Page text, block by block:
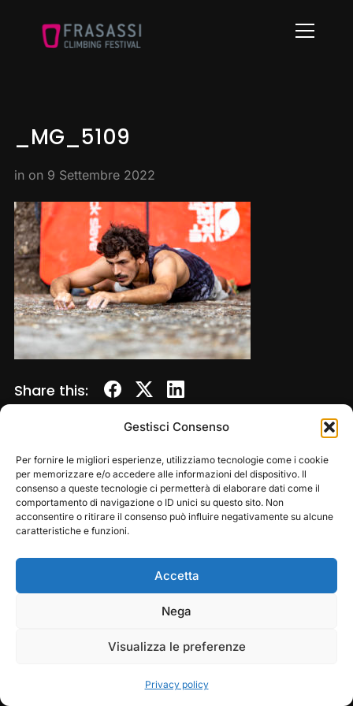
Gestisci Consenso
Per fornire le migliori esperienze, utilizziamo tecnologie come i cookie
per memorizzare e/o accedere alle informazioni del dispositivo. Il
consenso a queste tecnologie ci permetterà di elaborare dati come il
comportamento di navigazione o ID unici su questo sito. Non
acconsentire o ritirare il consenso può influire negativamente su alcune
caratteristiche e funzioni.
Accetta
Nega
Visualizza le preferenze
Privacy policy
Info
_MG_5109
in on 9 Settembre 2022
Share this:
Copyright © 2026 — Frasassi Climbing Festival. All
Rights Reserved